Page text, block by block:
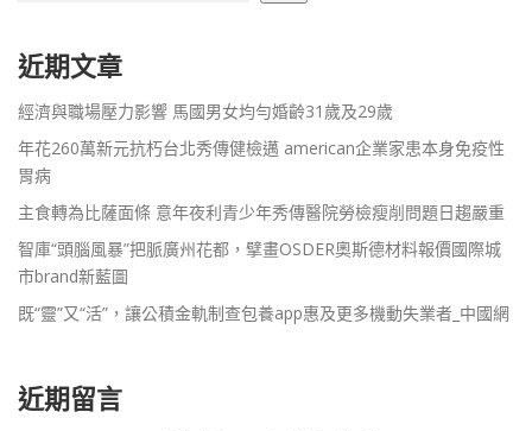
近期文章
經濟與職場壓力影響 馬國男女均勻婚齡31歲及29歲
年花260萬新元抗朽台北秀傳健檢邁 american企業家患本身免疫性
胃病
主食轉為比薩面條 意年夜利青少年秀傳醫院勞檢瘦削問題日趨嚴重
智庫“頭腦風暴”把脈廣州花都，擘畫OSDER奧斯德材料報價國際城
市brand新藍圖
既“靈”又“活”，讓公積金軌制查包養app惠及更多機動失業者_中國網
近期留言